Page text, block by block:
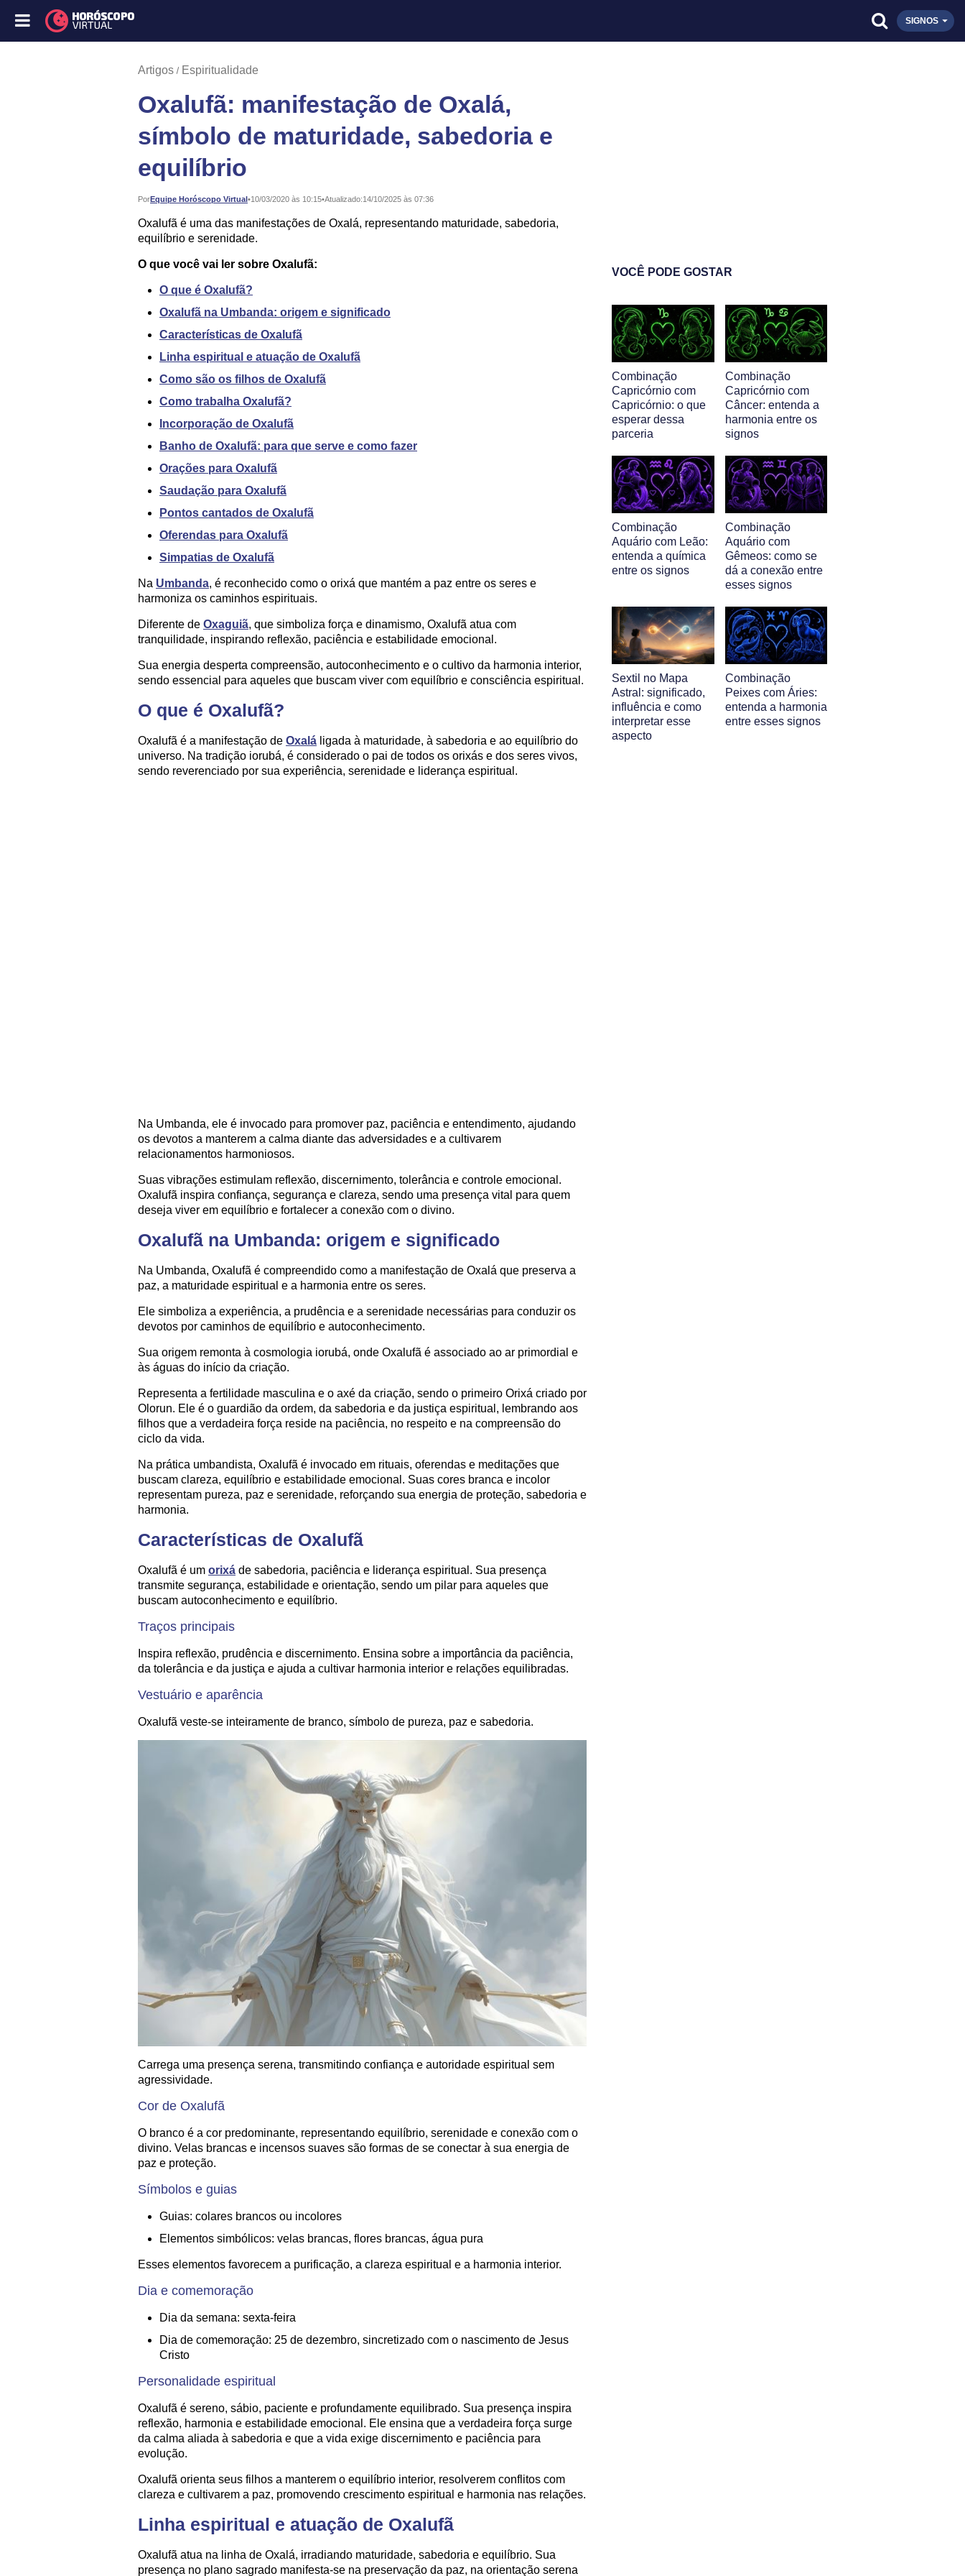
SIGNOS
Artigos Espiritualidade
Oxalufã: manifestação de Oxalá,
símbolo de maturidade, sabedoria e
equilíbrio
PorEquipe Horóscopo Virtual•
Publicado: 10/03/2020 às 10:15•Atualizado:14/10/2025 às 07:36
Oxalufã é uma das manifestações de Oxalá, representando maturidade, sabedoria,
equilíbrio e serenidade.
O que você vai ler sobre Oxalufã:
O que é Oxalufã?
Oxalufã na Umbanda: origem e significado
Características de Oxalufã
Linha espiritual e atuação de Oxalufã
Como são os filhos de Oxalufã
Como trabalha Oxalufã?
Incorporação de Oxalufã
Banho de Oxalufã: para que serve e como fazer
Orações para Oxalufã
Saudação para Oxalufã
Pontos cantados de Oxalufã
Oferendas para Oxalufã
Simpatias de Oxalufã
Na Umbanda, é reconhecido como o orixá que mantém a paz entre os seres e
harmoniza os caminhos espirituais.
Diferente de Oxaguiã, que simboliza força e dinamismo, Oxalufã atua com
tranquilidade, inspirando reflexão, paciência e estabilidade emocional.
Sua energia desperta compreensão, autoconhecimento e o cultivo da harmonia interior,
sendo essencial para aqueles que buscam viver com equilíbrio e consciência espiritual.
O que é Oxalufã?
Oxalufã é a manifestação de Oxalá ligada à maturidade, à sabedoria e ao equilíbrio do
universo. Na tradição iorubá, é considerado o pai de todos os orixás e dos seres vivos,
sendo reverenciado por sua experiência, serenidade e liderança espiritual.
Na Umbanda, ele é invocado para promover paz, paciência e entendimento, ajudando
os devotos a manterem a calma diante das adversidades e a cultivarem
relacionamentos harmoniosos.
Suas vibrações estimulam reflexão, discernimento, tolerância e controle emocional.
Oxalufã inspira confiança, segurança e clareza, sendo uma presença vital para quem
deseja viver em equilíbrio e fortalecer a conexão com o divino.
Oxalufã na Umbanda: origem e significado
Na Umbanda, Oxalufã é compreendido como a manifestação de Oxalá que preserva a
paz, a maturidade espiritual e a harmonia entre os seres.
Ele simboliza a experiência, a prudência e a serenidade necessárias para conduzir os
devotos por caminhos de equilíbrio e autoconhecimento.
Sua origem remonta à cosmologia iorubá, onde Oxalufã é associado ao ar primordial e
às águas do início da criação.
Representa a fertilidade masculina e o axé da criação, sendo o primeiro Orixá criado por
Olorun. Ele é o guardião da ordem, da sabedoria e da justiça espiritual, lembrando aos
filhos que a verdadeira força reside na paciência, no respeito e na compreensão do
ciclo da vida.
Na prática umbandista, Oxalufã é invocado em rituais, oferendas e meditações que
buscam clareza, equilíbrio e estabilidade emocional. Suas cores branca e incolor
representam pureza, paz e serenidade, reforçando sua energia de proteção, sabedoria e
harmonia.
Características de Oxalufã
Oxalufã é um orixá de sabedoria, paciência e liderança espiritual. Sua presença
transmite segurança, estabilidade e orientação, sendo um pilar para aqueles que
buscam autoconhecimento e equilíbrio.
Traços principais
Inspira reflexão, prudência e discernimento. Ensina sobre a importância da paciência,
da tolerância e da justiça e ajuda a cultivar harmonia interior e relações equilibradas.
Vestuário e aparência
Oxalufã veste-se inteiramente de branco, símbolo de pureza, paz e sabedoria.
Carrega uma presença serena, transmitindo confiança e autoridade espiritual sem
agressividade.
Cor de Oxalufã
O branco é a cor predominante, representando equilíbrio, serenidade e conexão com o
divino. Velas brancas e incensos suaves são formas de se conectar à sua energia de
paz e proteção.
Símbolos e guias
Guias: colares brancos ou incolores
Elementos simbólicos: velas brancas, flores brancas, água pura
Esses elementos favorecem a purificação, a clareza espiritual e a harmonia interior.
Dia e comemoração
Dia da semana: sexta-feira
Dia de comemoração: 25 de dezembro, sincretizado com o nascimento de Jesus
Cristo
Personalidade espiritual
Oxalufã é sereno, sábio, paciente e profundamente equilibrado. Sua presença inspira
reflexão, harmonia e estabilidade emocional. Ele ensina que a verdadeira força surge
da calma aliada à sabedoria e que a vida exige discernimento e paciência para
evolução.
Oxalufã orienta seus filhos a manterem o equilíbrio interior, resolverem conflitos com
clareza e cultivarem a paz, promovendo crescimento espiritual e harmonia nas relações.
Linha espiritual e atuação de Oxalufã
Oxalufã atua na linha de Oxalá, irradiando maturidade, sabedoria e equilíbrio. Sua
presença no plano sagrado manifesta-se na preservação da paz, na orientação serena
VOCÊ PODE GOSTAR
Combinação
Capricórnio com
Capricórnio: o que
esperar dessa
parceria
Combinação
Capricórnio com
Câncer: entenda a
harmonia entre os
signos
Combinação
Aquário com Leão:
entenda a química
entre os signos
Combinação
Aquário com
Gêmeos: como se
dá a conexão entre
esses signos
Sextil no Mapa
Astral: significado,
influência e como
interpretar esse
aspecto
Combinação
Peixes com Áries:
entenda a harmonia
entre esses signos